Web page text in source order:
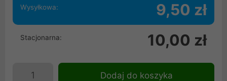
Wysyłkowa: 9,50 zł
Stacjonarna: 10,00 zł
Dodaj do koszyka